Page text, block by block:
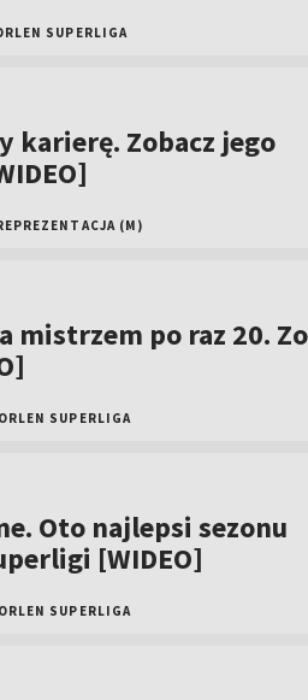
SUPERLIGA
karierę. Zobacz jego
(M)
po raz 20.
ORLEN SUPERLIGA
Oto najlepsi sezonu
[WIDEO]
ORLEN SUPERLIGA